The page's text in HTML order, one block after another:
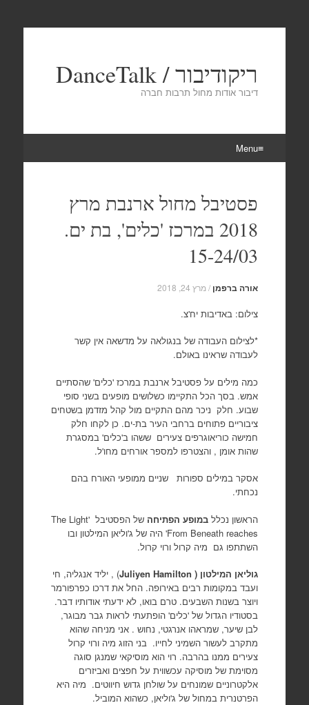
ריקודיבור / DanceTalk
דיבור אודות מחול תרבות חברה
Menu
contentפסטיבל מחול ארנבת מרץ
2018 במרכז 'כלים', בת ים.
15-24/03
אורה ברפמן /מרץ 24, 2018
צילום: באדיבות יח'צ.
*לצילום העבודה של בנגולאה על מדשאה אין קשר
לעבודה שראינו באולם.
כמה מילים על פסטיבל ארנבת במרכז 'כלים' שהסתיים
אמש. בסך הכל התקיימו כשלושים מופעים בשני סופי
שבוע. חלק ניכר מהם התקיים מול קהל מזדמן בשטחים
ציבוריים פתוחים ברחבי העיר בת-ים. כן לקחו חלק
חמישה כוריאוגרפים צעירים ששהו ב'כלים' במסגרת
שהות אומן , והצטרפו למספר אורחים מחו'ל.
אסקר במילים ספורות שניים ממופעי האורח בהם
נכחתי.
הראשון נכלל במופע הפתיחה
של הפסטיבל 'The Light
From Beneath reaches' היה של ג'וליאן המילטון ובו
השתתפו גם מיה קרול ורוי קרול.
גוליאן המילטון ( Juliyen Hamilton) , יליד אנגליה, חי
ועבד במקומות רבים באירופה. החל את דרכו כפרפורמר
ויוצר בשנות השבעים. טרם בואו, לא ידעתי אודותיו דבר.
בסטודיו הגדול של 'כלים' הופתעתי לראות גבר מבוגר,
לבן שיער, שמראהו אנרגטי, נחוש . אני מניחה שהוא
מתקרב לעשור השמיני לחייו. בני הזוג מיה ורוי קרול
צעירים ממנו בהרבה. רוי הוא מוסיקאי שמנגן סוגה
מסוימת של מוסיקה עכשווית על חפצים ואביזרים
אלקטרוניים שמונחים על שולחן גדוש חיווטים. מיה היא
הפרטנרית במחול של ג'וליאן, כשהוא המוביל.